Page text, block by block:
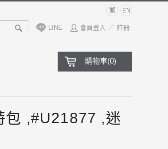
繁 EN
LINE 會員登入 ／ 註冊
購物車(0)
包 ,#U21877 ,迷